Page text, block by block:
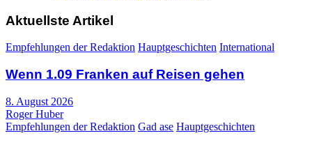
Aktuellste Artikel
Empfehlungen der Redaktion Hauptgeschichten International
Wenn 1.09 Franken auf Reisen gehen
8. August 2026
Roger Huber
Empfehlungen der Redaktion Gad ase Hauptgeschichten